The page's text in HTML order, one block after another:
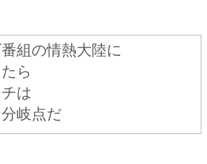
組の情熱大陸に
ら
は
岐点だ